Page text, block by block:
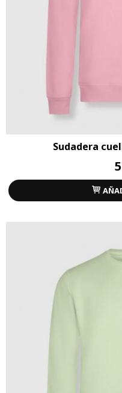
Sudadera